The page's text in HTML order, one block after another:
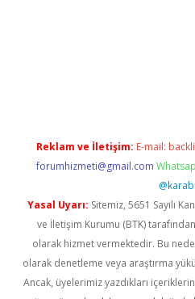
Reklam ve İletişim: E-mail:
forumhizmeti@gmail.com
Yasal Uyarı: Sitemiz, 5651 Sayılı
ve İletişim Kurumu (BTK)
olarak hizmet vermektedir. Bu
olarak denetleme veya araştırma
Ancak, üyelerimiz yazdıkları